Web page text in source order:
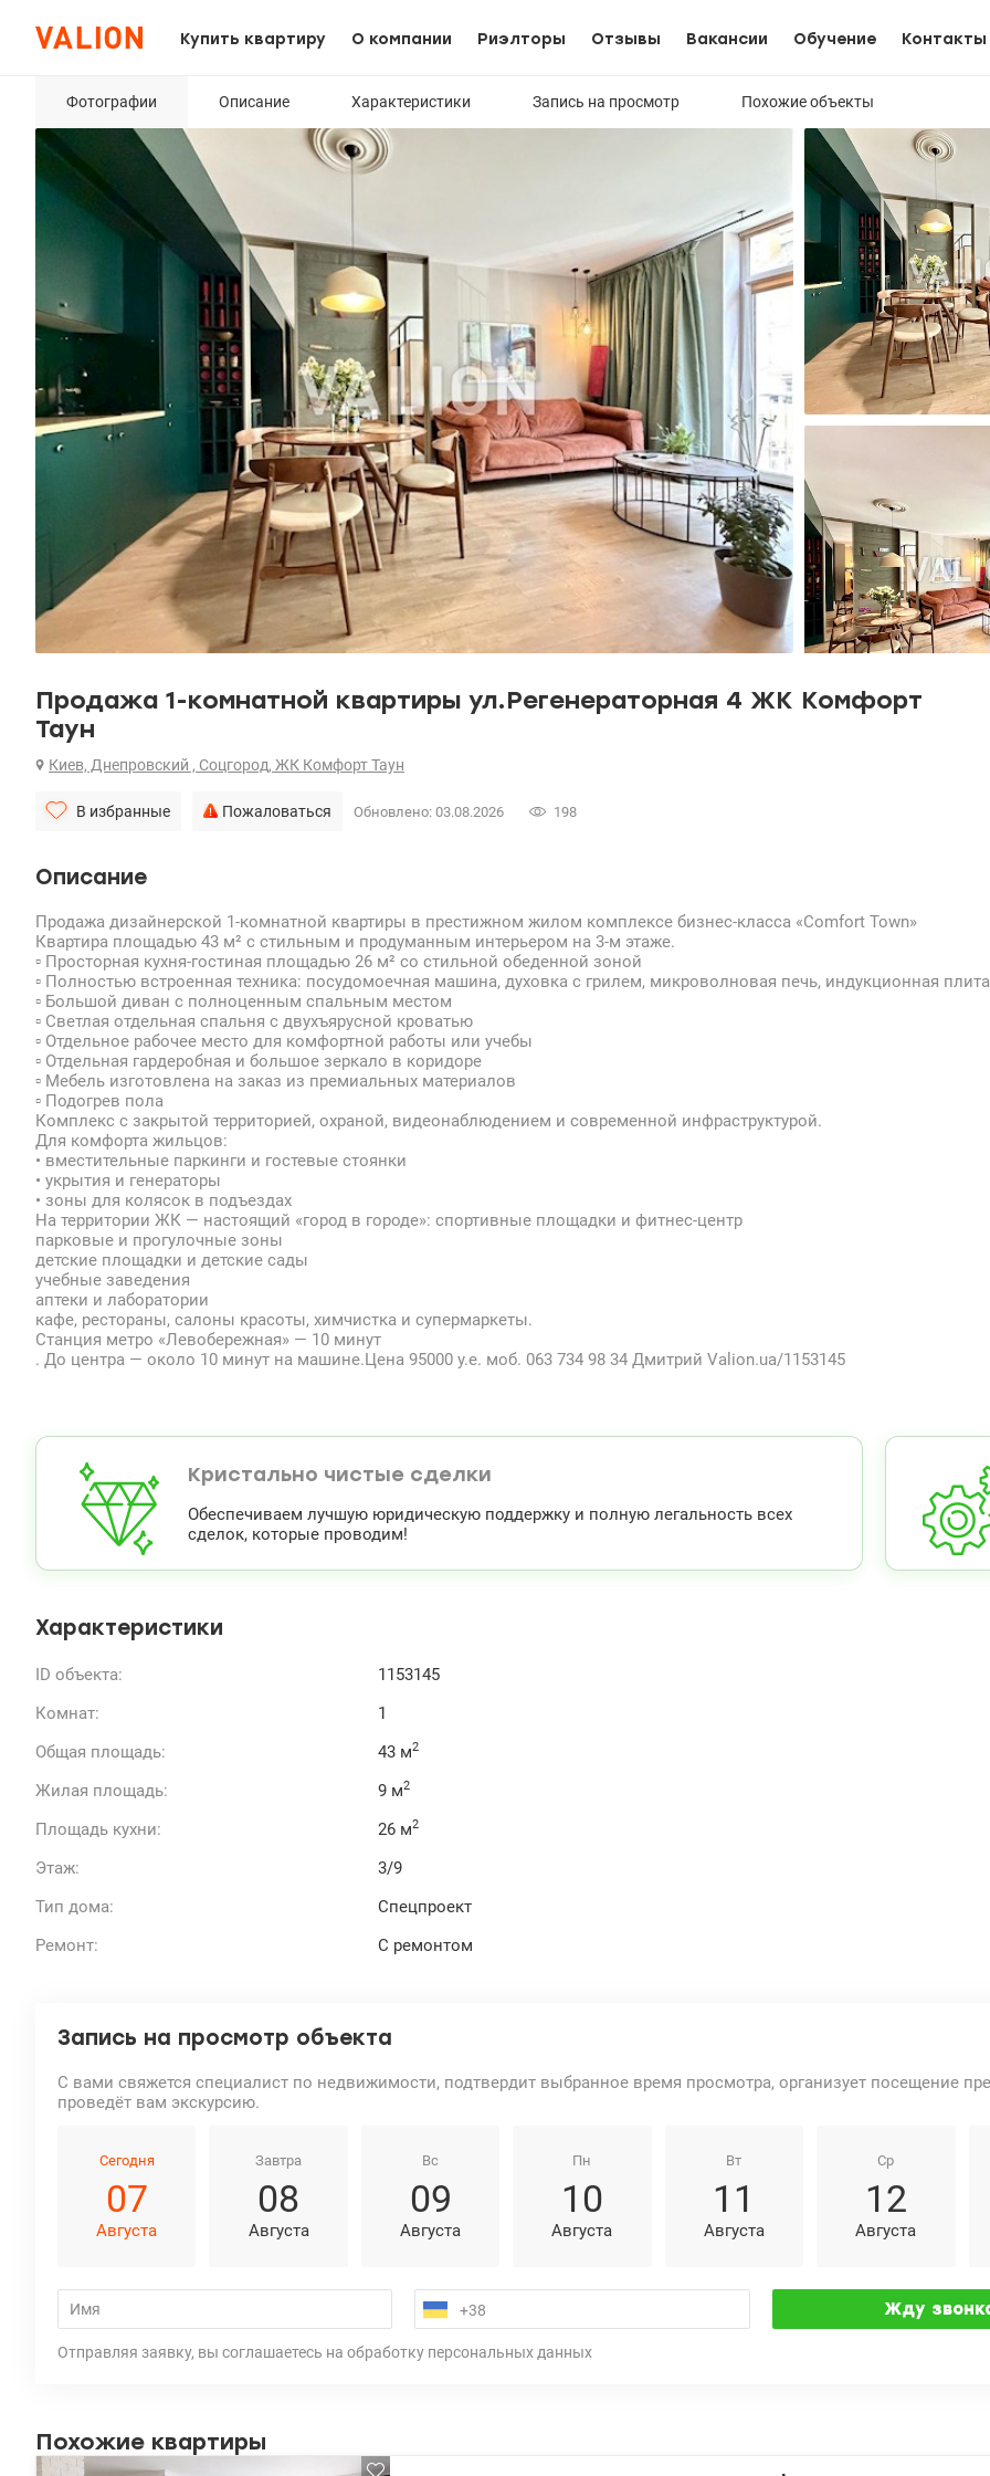
Купить квартиру О компании Риэлторы Отзывы Вакансии Обучение Контакты
Фотографии Описание Характеристики Запись на просмотр Похожие объекты
Продажа 1-комнатной квартиры ул.Регенераторная 4 ЖК Комфорт
Таун
Киев, Днепровский , Соцгород, ЖК Комфорт Таун
В избранные Пожаловаться Обновлено: 03.08.2026 198
Описание
Продажа дизайнерской 1-комнатной квартиры в престижном жилом комплексе бизнес-класса «Comfort Town»
Квартира площадью 43 м² с стильным и продуманным интерьером на 3-м этаже.
▫️ Просторная кухня-гостиная площадью 26 м² со стильной обеденной зоной
▫️ Полностью встроенная техника: посудомоечная машина, духовка с грилем, микроволновая печь, индукционная
▫️ Большой диван с полноценным спальным местом
▫️ Светлая отдельная спальня с двухъярусной кроватью
▫️ Отдельное рабочее место для комфортной работы или учебы
▫️ Отдельная гардеробная и большое зеркало в коридоре
▫️ Мебель изготовлена на заказ из премиальных материалов
▫️ Подогрев пола
Комплекс с закрытой территорией, охраной, видеонаблюдением и современной инфраструктурой.
Для комфорта жильцов:
• вместительные паркинги и гостевые стоянки
• укрытия и генераторы
• зоны для колясок в подъездах
На территории ЖК — настоящий «город в городе»: спортивные площадки и фитнес-центр
парковые и прогулочные зоны
детские площадки и детские сады
учебные заведения
аптеки и лаборатории
кафе, рестораны, салоны красоты, химчистка и супермаркеты.
Станция метро «Левобережная» — 10 минут
. До центра — около 10 минут на машине.Цена 95000 у.е. моб. 063 734 98 34 Дмитрий Valion.ua/1153145
Кристально чистые сделки
Обеспечиваем лучшую юридическую поддержку и полную легальность всех
сделок, которые проводим!
Характеристики
ID объекта:
1153145
Комнат:
1
Общая площадь:
43 м2
Жилая площадь: 9 м2
Площадь кухни: 26 м2
Этаж:
3/9
Тип дома:
Спецпроект
Ремонт:
С ремонтом
Запись на просмотр объекта
С вами свяжется специалист по недвижимости, подтвердит выбранное время просмотра, организует посещение
проведёт вам экскурсию.
Сегодня
07
Августа
Завтра
08
Августа
Вс
09
Августа
Пн
10
Августа
Вт
11
Августа
Ср
12
Августа
Отправляя заявку, вы соглашаетесь на обработку персональных данных
Похожие квартиры